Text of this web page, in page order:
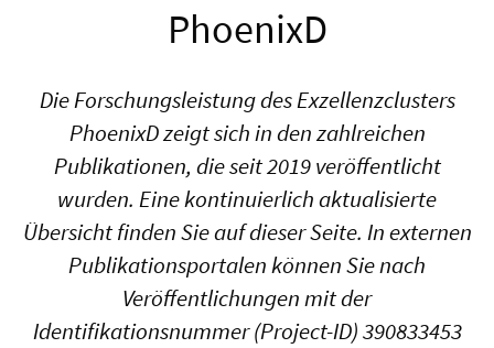
PhoenixD
Die Forschungsleistung des Exzellenzclusters
PhoenixD zeigt sich in den zahlreichen
Publikationen, die seit 2019 veröffentlicht
wurden. Eine kontinuierlich aktualisierte
Übersicht finden Sie auf dieser Seite. In externen
Publikationsportalen können Sie nach
Veröffentlichungen mit der
Identifikationsnummer (Project-ID) 390833453